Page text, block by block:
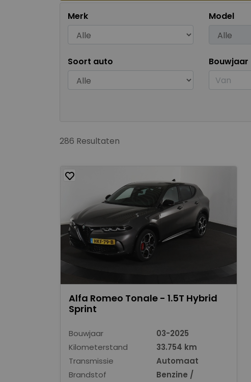
Merk Model
Soort auto Bouwjaar
286 Resultaten
Alfa Romeo Tonale - 1.5T Hybrid
Sprint
Bouwjaar
03-2025
Kilometerstand
33.754 km
Transmissie
Automaat
Brandstof
Benzine /